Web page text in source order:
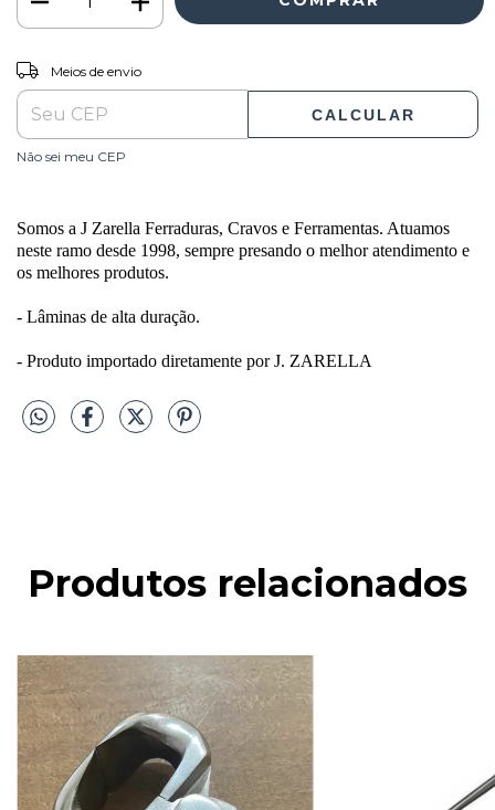
Entregas para o CEP:
Meios de envio
CALCULAR
Não sei meu CEP
Somos a J Zarella Ferraduras, Cravos e Ferramentas. Atuamos
neste ramo desde 1998, sempre presando o melhor atendimento e
os melhores produtos.
- Lâminas de alta duração.
- Produto importado diretamente por J. ZARELLA
Produtos relacionados